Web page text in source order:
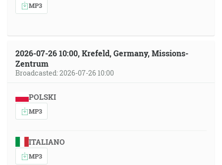
MP3
2026-07-26 10:00, Krefeld, Germany, Missions-
Zentrum
Broadcasted: 2026-07-26 10:00
POLSKI
MP3
ITALIANO
MP3